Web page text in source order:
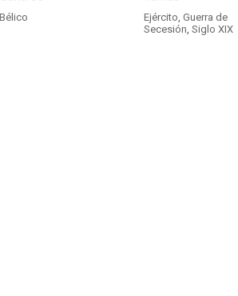
Bélico Ejército, Guerra de
Secesión, Siglo XIX